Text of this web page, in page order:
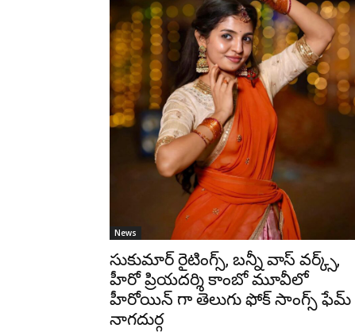
News
సుకుమార్ రైటింగ్స్, బన్నీ వాస్ వర్క్స్,
హీరో ప్రియదర్శి కాంబో మూవీలో
హీరోయిన్ గా తెలుగు ఫోక్ సాంగ్స్ ఫేమ్
నాగదుర్గ